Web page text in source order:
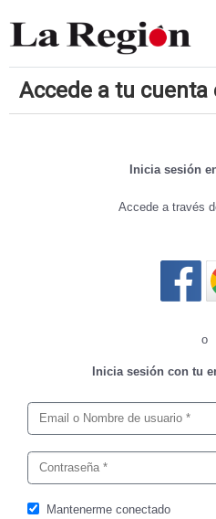
Accede a tu cuenta
Inicia sesión
Accede a través
o
Inicia sesión con tu
Mantenerme conectado